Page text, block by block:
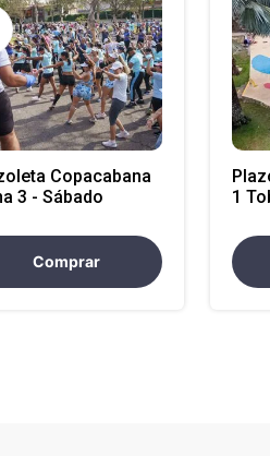
Copacabana
3 - Sábado
Comprar
1